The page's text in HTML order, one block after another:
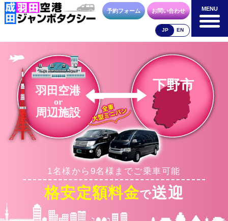
MENU
成田空港
料金表
空港送迎以外
料金表
車種・荷物 お支払方法 合流方法
お問合せ 予約フォーム
予約フォーム お問い合わせ
JP EN
MENU
羽田空港
or
周辺施設
下野市
1名様から9名様までご乗車可能
格安定額料金で送迎